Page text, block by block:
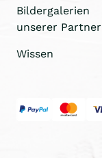
Bildergalerien
unserer Partner
Wissen